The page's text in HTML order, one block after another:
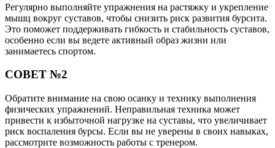
Регулярно выполняйте упражнения на растяжку и укрепление
мышц вокруг суставов, чтобы снизить риск развития бурсита.
Это поможет поддерживать гибкость и стабильность суставов,
особенно если вы ведете активный образ жизни или
занимаетесь спортом.
СОВЕТ №2
Обратите внимание на свою осанку и технику выполнения
физических упражнений. Неправильная техника может
привести к избыточной нагрузке на суставы, что увеличивает
риск воспаления бурсы. Если вы не уверены в своих навыках,
рассмотрите возможность работы с тренером.